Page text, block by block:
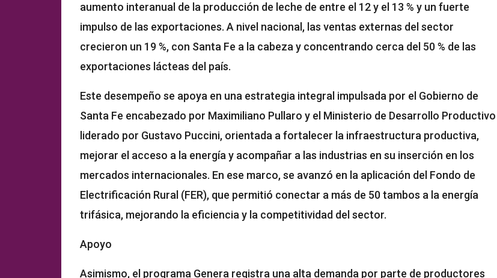
aumento interanual de la producción de leche de entre el 12 y el 13 % y un fuerte
impulso de las exportaciones. A nivel nacional, las ventas externas del sector
crecieron un 19 %, con Santa Fe a la cabeza y concentrando cerca del 50 % de las
exportaciones lácteas del país.
Este desempeño se apoya en una estrategia integral impulsada por el Gobierno de
Santa Fe encabezado por Maximiliano Pullaro y el Ministerio de Desarrollo Productivo
liderado por Gustavo Puccini, orientada a fortalecer la infraestructura productiva,
mejorar el acceso a la energía y acompañar a las industrias en su inserción en los
mercados internacionales. En ese marco, se avanzó en la aplicación del Fondo de
Electrificación Rural (FER), que permitió conectar a más de 50 tambos a la energía
trifásica, mejorando la eficiencia y la competitividad del sector.
Apoyo
Asimismo, el programa Genera registra una alta demanda por parte de productores